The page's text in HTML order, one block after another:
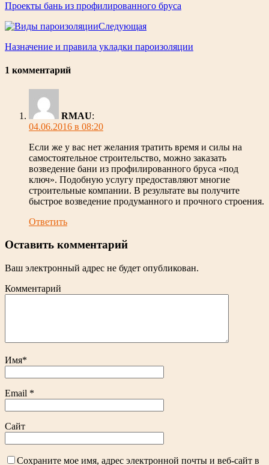
Проекты бань из профилированного бруса
Следующая
Назначение и правила укладки пароизоляции
1 комментарий
RMAU:
04.06.2016 в 08:20
Если же у вас нет желания тратить время и силы на
самостоятельное строительство, можно заказать
возведение бани из профилированного бруса «под
ключ». Подобную услугу предоставляют многие
строительные компании. В результате вы получите
быстрое возведение продуманного и прочного строения.
Ответить
Оставить комментарий
Ваш электронный адрес не будет опубликован.
Комментарий
Имя*
Email *
Сайт
Сохраните мое имя, адрес электронной почты и веб-сайт в